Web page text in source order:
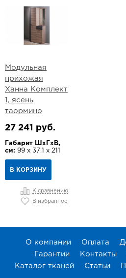
Модульная
прихожая
Ханна Комплект
1, ясень
таормино
27 241 руб.
Габарит ШхГхВ,
см: 99 х 37.1 х 211
В КОРЗИНУ
К сравнению
В избранное
О компании Оплата
Гарантии
Контакты
Каталог тканей
Статьи